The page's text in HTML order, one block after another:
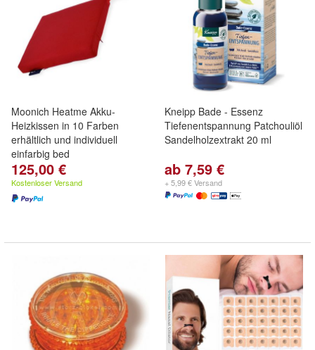
Moonich Heatme Akku-
Heizkissen in 10 Farben
erhältlich und individuell
einfarbig bed
125,00 €
Kostenloser Versand
Kneipp Bade - Essenz
Tiefenentspannung Patchouliöl
Sandelholzextrakt 20 ml
ab 7,59 €
+ 5,99 € Versand